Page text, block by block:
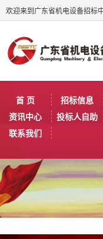
欢迎来到广东省机电设备招标
首 页 招标信息
资讯中心
投标人自助
联系我们